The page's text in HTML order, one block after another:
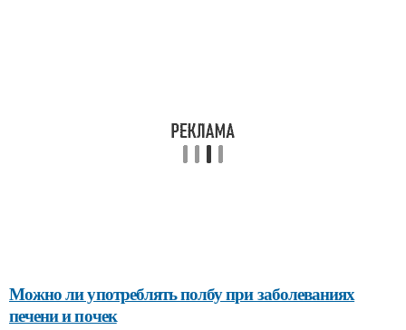
Можно ли употреблять полбу при заболеваниях
печени и почек